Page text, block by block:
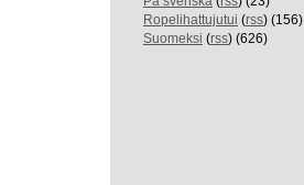
Ropelihattujutui (rss) (156)
Suomeksi (rss) (626)